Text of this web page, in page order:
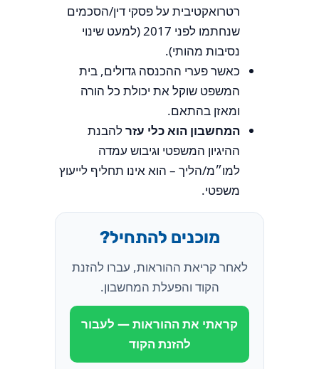
רטרואקטיבית על פסקי דין/הסכמים
שנחתמו לפני 2017 (למעט שינוי
נסיבות מהותי).
כאשר פערי ההכנסה גדולים, בית
המשפט שוקל את יכולת כל הורה
ומאזן בהתאם.
המחשבון הוא כלי עזרלהבנת
ההיגיון המשפטי וגיבוש עמדה
למו״מ/הליך – הוא אינו תחליף לייעוץ
משפטי.
מוכנים להתחיל?
לאחר קריאת ההוראות, עברו להזנת
הקוד והפעלת המחשבון.
קראתי את ההוראות — לעבור
להזנת הקוד